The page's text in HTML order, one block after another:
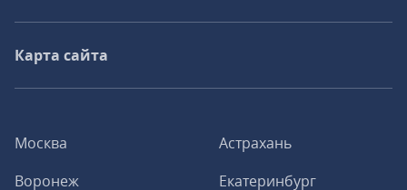
Москва
Астрахань
Воронеж
Екатеринбург
Карта сайта